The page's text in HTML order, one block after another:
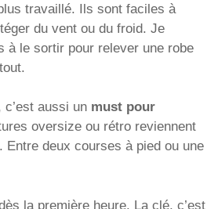
travaillé. Ils sont faciles à
du vent ou du froid. Je
à le sortir pour relever une robe
aussi un must pour
oversize ou rétro reviennent
deux courses à pied ou une
la première heure. La clé, c’est